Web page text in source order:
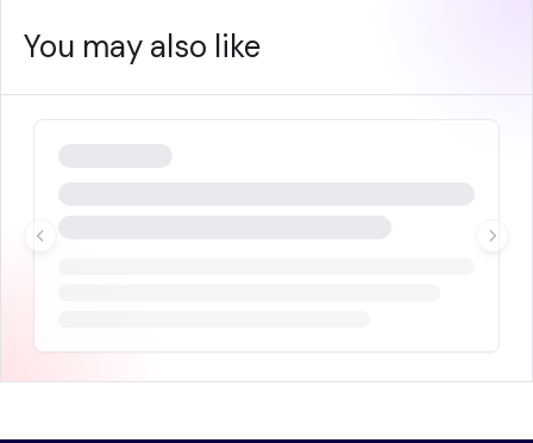
You may also like